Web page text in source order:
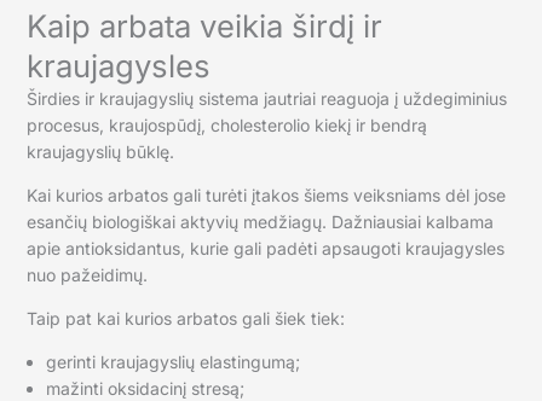
Kaip arbata veikia širdį ir
kraujagysles
Širdies ir kraujagyslių sistema jautriai reaguoja į uždegiminius
procesus, kraujospūdį, cholesterolio kiekį ir bendrą
kraujagyslių būklę.
Kai kurios arbatos gali turėti įtakos šiems veiksniams dėl jose
esančių biologiškai aktyvių medžiagų. Dažniausiai kalbama
apie antioksidantus, kurie gali padėti apsaugoti kraujagysles
nuo pažeidimų.
Taip pat kai kurios arbatos gali šiek tiek:
gerinti kraujagyslių elastingumą;
mažinti oksidacinį stresą;